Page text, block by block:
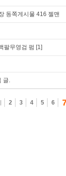
동쪽게시물 416 젤맨
팔무영검 펌 [1]
글.
2 3 4 5 6